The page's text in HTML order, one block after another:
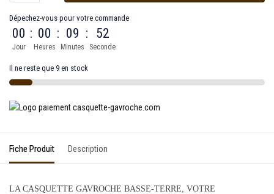
Dépechez-vous pour votre commande
00
Jour
: 00
Heures
: 09
Minutes
: 52
Seconde
Il ne reste que 9 en stock
Fiche Produit Description
LA CASQUETTE GAVROCHE BASSE-TERRE, VOTRE